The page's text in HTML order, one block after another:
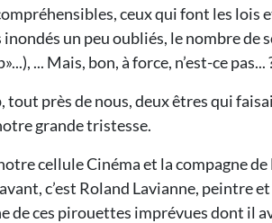
ceux qui font les lois
un peu oubliés, le nombre
... Mais, bon, à force, n’est-ce pas...
tout près de nous, deux êtres qui
grande tristesse.
cellule Cinéma et la compagne
c’est Roland Lavianne,
de ces pirouettes imprévues dont il